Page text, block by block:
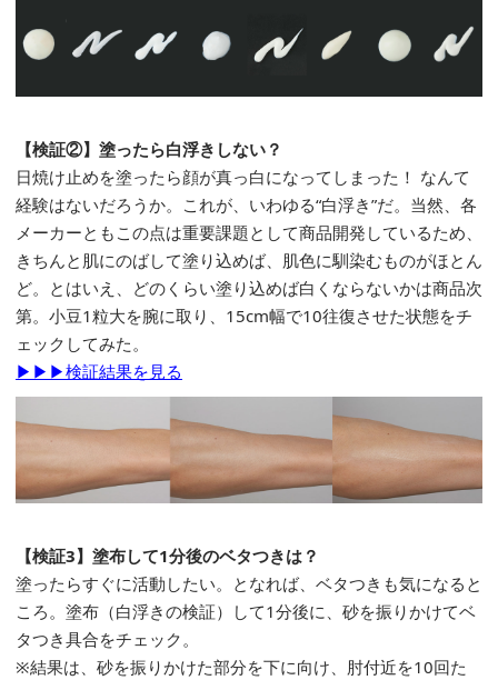
【検証②】塗ったら白浮きしない？
日焼け止めを塗ったら顔が真っ白になってしまった！ なんて
経験はないだろうか。これが、いわゆる“白浮き”だ。当然、各
メーカーともこの点は重要課題として商品開発しているため、
きちんと肌にのばして塗り込めば、肌色に馴染むものがほとん
ど。とはいえ、どのくらい塗り込めば白くならないかは商品次
第。小豆1粒大を腕に取り、15cm幅で10往復させた状態をチ
ェックしてみた。
▶▶▶検証結果を見る
【検証3】塗布して1分後のベタつきは？
塗ったらすぐに活動したい。となれば、ベタつきも気になると
ころ。塗布（白浮きの検証）して1分後に、砂を振りかけてベ
タつき具合をチェック。
※結果は、砂を振りかけた部分を下に向け、肘付近を10回た